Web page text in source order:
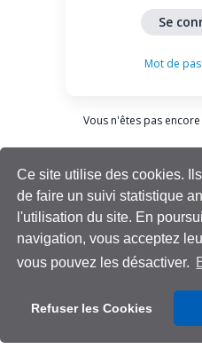
Ce site utilise des cookies.
de faire un suivi statistique
l'utilisation du site. En
navigation, vous acceptez
vous pouvez les désactiver.
Refuser les Cookies
Mot de
Vous n'êtes pas encore